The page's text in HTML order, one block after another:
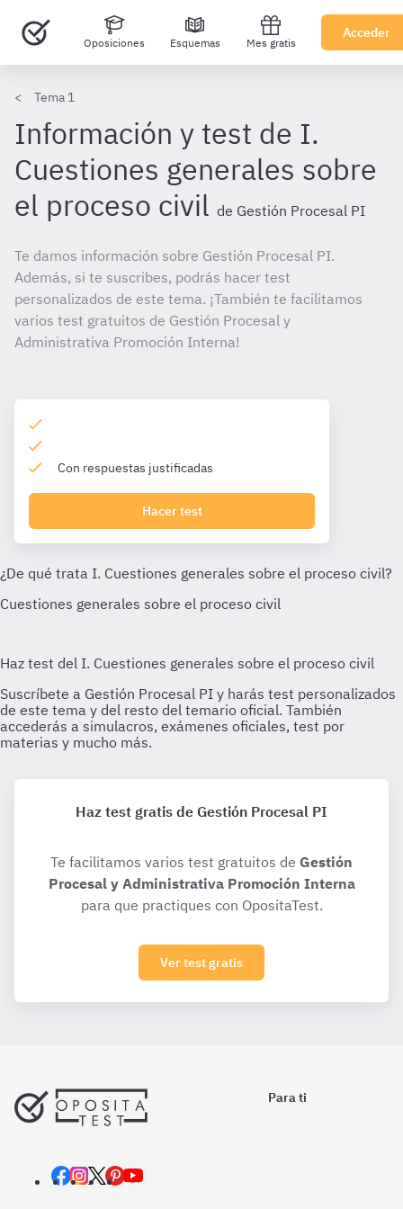
Oposiciones Esquemas Mes gratis
Acceder
Tema 1
Información y test de I.
Cuestiones generales sobre
el proceso civil de Gestión Procesal PI
Te damos información sobre Gestión Procesal PI.
Además, si te suscribes, podrás hacer test
personalizados de este tema. ¡También te facilitamos
varios test gratuitos de Gestión Procesal y
Administrativa Promoción Interna!
Con respuestas justificadas
Hacer test
Haz test gratis de Gestión Procesal PI
Te facilitamos varios test gratuitos de Gestión
Procesal y Administrativa Promoción Interna
para que practiques con OpositaTest.
Ver test gratis
Para ti